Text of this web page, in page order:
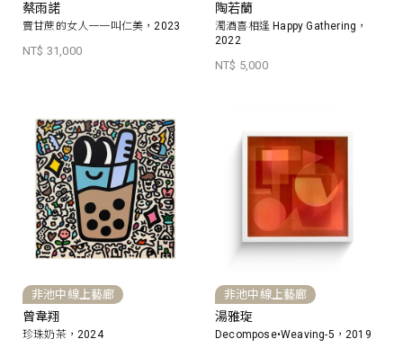
蔡雨諾
賣甘蔗的女人一一叫仁美，2023
NT$ 31,000
陶若蘭
濁酒喜相逢 Happy Gathering，
2022
NT$ 5,000
非池中線上藝廊
曾韋翔
珍珠奶茶，2024
非池中線上藝廊
湯雅琁
Decompose•Weaving-5，2019